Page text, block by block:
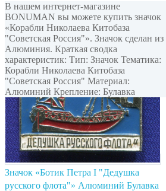
В нашем интернет-магазине
BONUMAN вы можете купить значок
«Корабли Николаева Китобаза
"Советская Россия"». Значок сделан из
Алюминия. Краткая сводка
характеристик: Тип: Значок Тематика:
Корабли Николаева Китобаза
"Советская Россия" Материал:
Алюминий Крепление: Булавка
Значок «Ботик Петра I "Дедушка
русского флота"» Алюминий Булавка